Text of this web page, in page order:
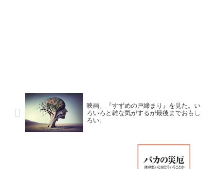
映画。『すずめの戸締まり』を見た。い
ろいろと雑な気がするが最後までおもし
ろい。